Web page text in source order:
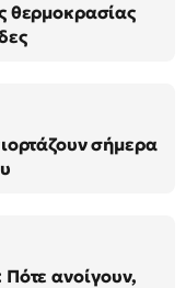
θερμοκρασίας
σήμερα
ανοίγουν,